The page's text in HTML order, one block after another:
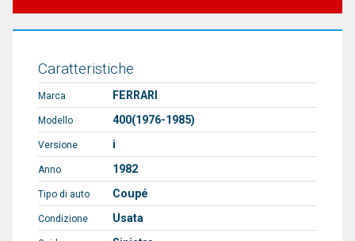
Caratteristiche
Marca FERRARI
Modello 400(1976-1985)
Versione i
Anno 1982
Tipo di auto Coupé
Condizione Usata